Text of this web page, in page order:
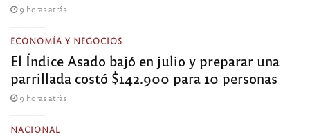
9 horas atrás
ECONOMÍA Y NEGOCIOS
El Índice Asado bajó en julio y preparar una
parrillada costó $142.900 para 10 personas
9 horas atrás
NACIONAL